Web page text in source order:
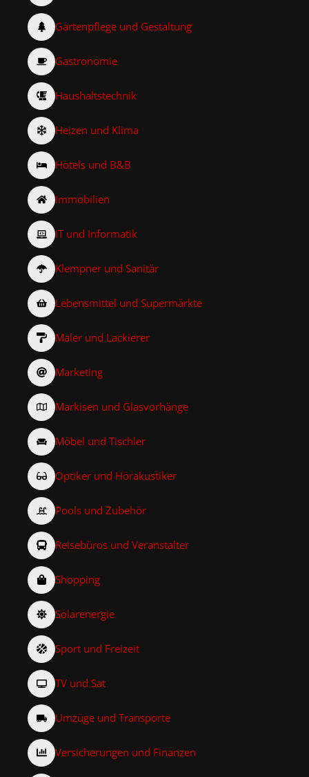
Gartenpflege und Gestaltung
Gastronomie
Haushaltstechnik
Heizen und Klima
Hotels und B&B
Immobilien
IT und Informatik
Klempner und Sanitär
Lebensmittel und Supermärkte
Maler und Lackierer
Marketing
Markisen und Glasvorhänge
Möbel und Tischler
Optiker und Hörakustiker
Pools und Zubehör
Reisebüros und Veranstalter
Shopping
Solarenergie
Sport und Freizeit
TV und Sat
Umzüge und Transporte
Versicherungen und Finanzen